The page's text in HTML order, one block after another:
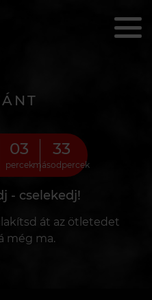
03
percek
31
másodpercek
- cselekedj!
át az ötletedet
még ma.